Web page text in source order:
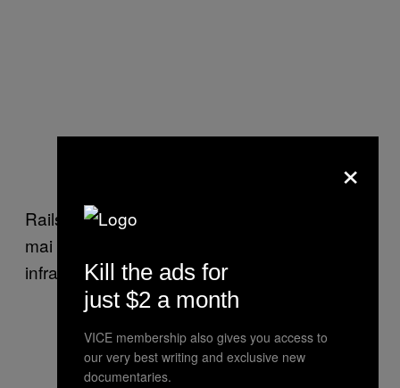
Railsback a zis că Poliția din Riverside n-a
mai avut parte de un caz cu droguri sau vreo
infracțiune în care era implicată și o dronă.
×
Kill the ads for
just $2 a month
VICE membership also gives you access to
our very best writing and exclusive new
documentaries.